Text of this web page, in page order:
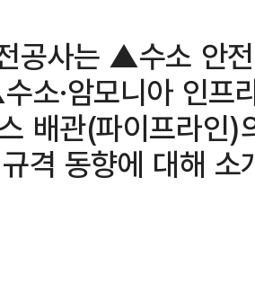
공사는 ▲수소 안
소·암모니아 인프
배관(파이프라인
격 동향에 대해 소